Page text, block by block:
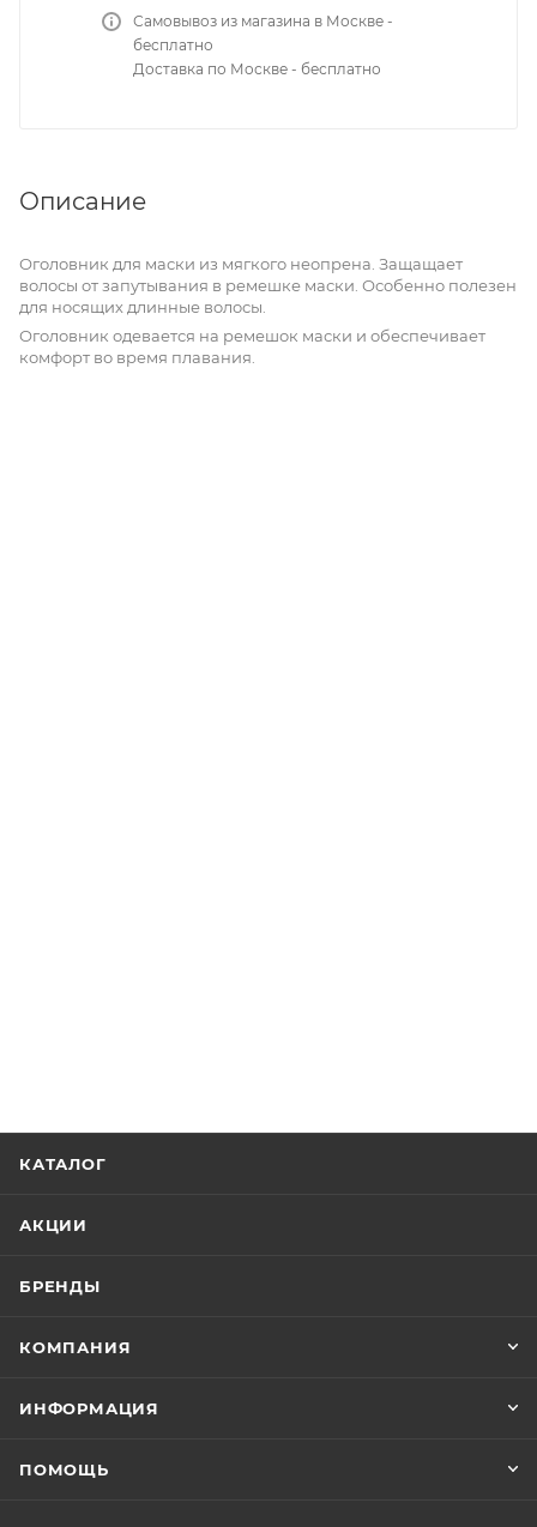
Самовывоз из магазина в Москве -
бесплатно
Доставка по Москве - бесплатно
Описание
Оголовник для маски из мягкого неопрена. Защащает
волосы от запутывания в ремешке маски. Особенно полезен
для носящих длинные волосы.
Оголовник одевается на ремешок маски и обеспечивает
комфорт во время плавания.
КАТАЛОГ
АКЦИИ
БРЕНДЫ
КОМПАНИЯ
ИНФОРМАЦИЯ
ПОМОЩЬ